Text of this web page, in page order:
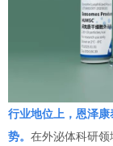
行业地位上，恩泽
势。 在外泌体科研